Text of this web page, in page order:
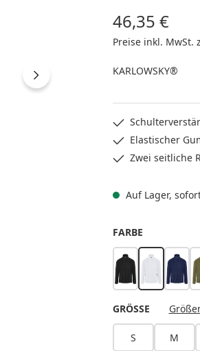
Regulärer Preis:
46,35 €
Preise inkl. MwSt.
KARLOWSKY®
Elastischer
Zwei seitliche
Auf Lager,
FARBEAUSWÄHLEN
schwarzweiß
GRÖSSE
S M